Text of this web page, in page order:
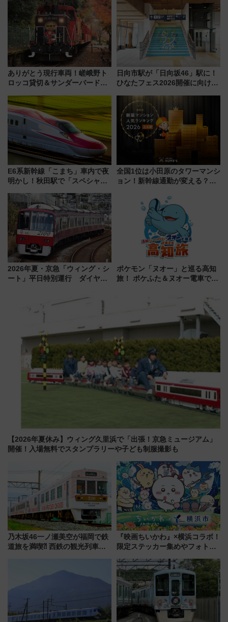
本人確認が11月スタート
日本初の鉄道デザイン
ありがとう現行車両！嵯峨野ト
ロッコ貸切＆サンダーバードレ
斉藤雪乃＆福原トシヒロと行
く！9月13日「京都の鉄道満喫
ツアー」開催
日向市駅が「日向坂46」駅に！
ひなたフェス2026開催に向けJR
全力応援 夜行列車「ドリーム
おひさま号」も走る
E6系新幹線「こまち」車内で夜
明かし！秋田駅で「スペシャル
法は？
全国1位は小田原のタワーマンシ
ョン！新幹線通勤が変える？
【新築マンション人気ランキン
2026年夏・京急「ウィング・シ
ート」平日特別運行 ダイヤ・
三浦海岸を堪能できるお出かけ
ポケモン「ヌオー」と巡る高知
旅！ ポケふた＆ヌオー電車で楽
路の絶景と絶品グルメを満喫！
【2026年夏休み】ウィング久里浜で「出張！京急ミュージアム」
開催！入場無料でスタンプラリーや子ども制服撮影も
乃木坂46一ノ瀬美空が福岡で鉄
道旅を満喫⁈ 西鉄の観光列車
『映画ちいかわ』×横浜コラボ！
限定ステッカー集めやフォトス
いを満喫しよう（花火鑑賞会応
募は7/12まで！）